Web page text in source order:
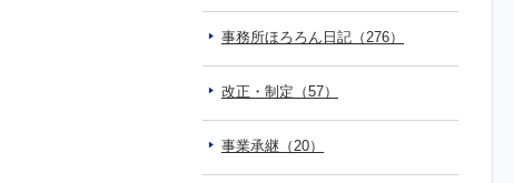
事務所ほろろん日記（276）
改正・制定（57）
事業承継（20）